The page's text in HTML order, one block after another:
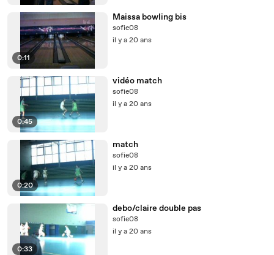
0:11
Maissa bowling bis
sofie08
il y a 20 ans
0:45
vidéo match
sofie08
il y a 20 ans
0:20
match
sofie08
il y a 20 ans
0:33
debo/claire double pas
sofie08
il y a 20 ans